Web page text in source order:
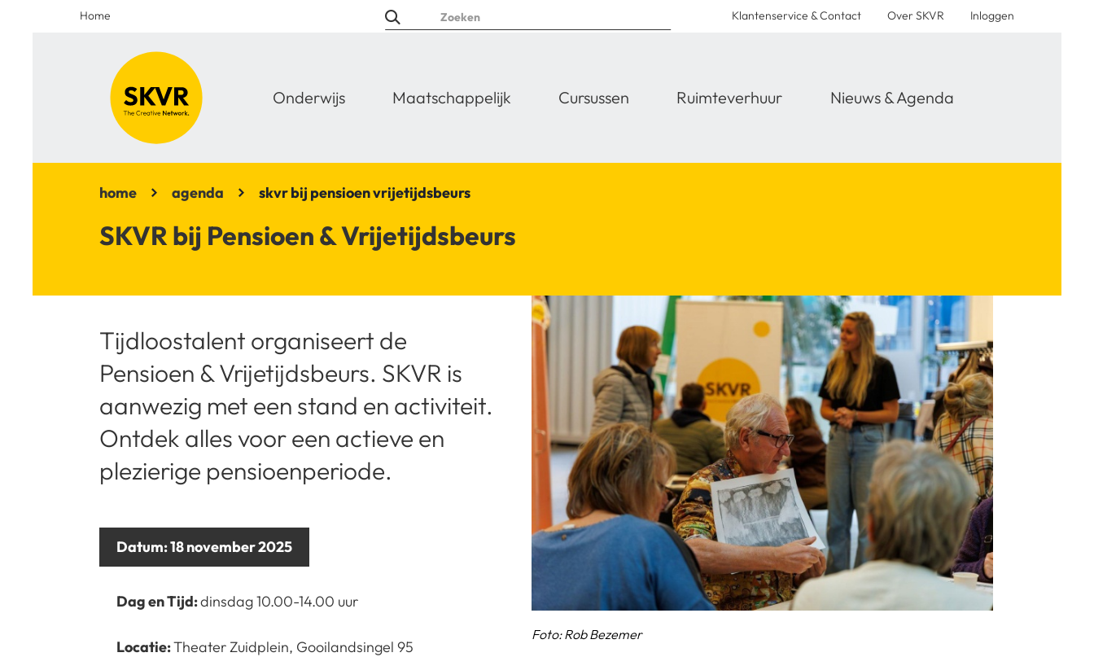
Home
Onderwijs Maatschappelijk Cursussen Ruimteverhuur Nieuws & Agenda
Klantenservice & Contact Over SKVR Inloggen
home agenda skvr bij pensioen vrijetijdsbeurs
SKVR bij Pensioen & Vrijetijdsbeurs
Tijdloostalent organiseert de
Pensioen & Vrijetijdsbeurs. SKVR is
aanwezig met een stand en activiteit.
Ontdek alles voor een actieve en
plezierige pensioenperiode.
Datum:18 november 2025
Dag en Tijd:dinsdag 10.00-14.00 uur
Locatie:Theater Zuidplein, Gooilandsingel 95
Foto: Rob Bezemer